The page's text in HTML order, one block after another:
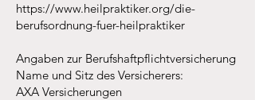
https://www.heilpraktiker.org/die-
berufsordnung-fuer-heilpraktiker
Angaben zur Berufshaftpflichtversicherung
Name und Sitz des Versicherers:
AXA Versicherungen